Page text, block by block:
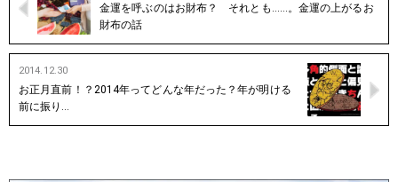
金運を呼ぶのはお財布？ それとも……。金運の上がるお
財布の話
2014.12.30
お正月直前！？2014年ってどんな年だった？年が明ける
前に振り…